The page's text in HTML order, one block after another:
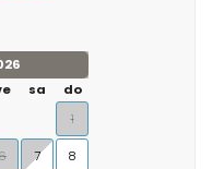
sa
do
1
7 8